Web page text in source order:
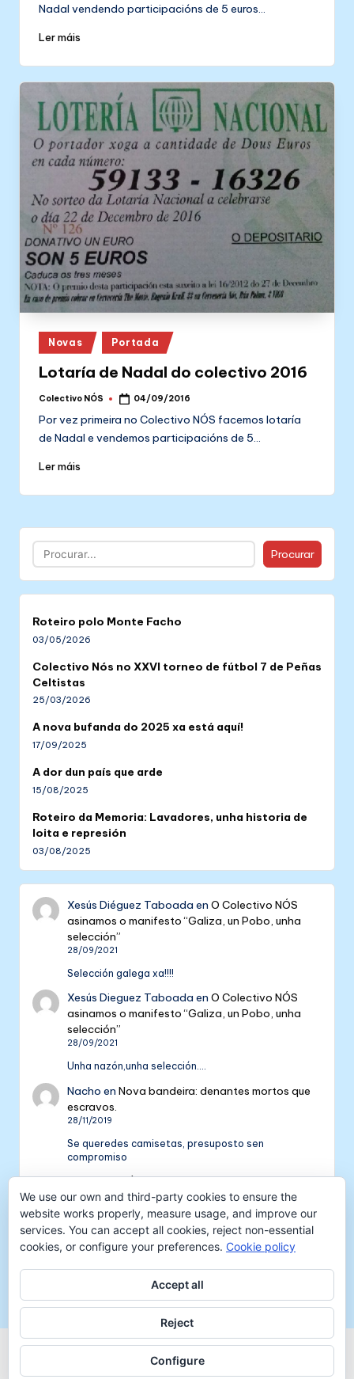
Nadal vendendo participacións de 5 euros…
Ler máis
Posted
in
Novas Portada
Lotaría de Nadal do colectivo 2016
Posted
Colectivo NÓS 04/09/2016
Por vez primeira no Colectivo NÓS facemos lotaría
de Nadal e vendemos participacións de 5…
Ler máis
Buscar Procurar
Roteiro polo Monte Facho
03/05/2026
Colectivo Nós no XXVI torneo de fútbol 7 de Peñas
Celtistas
25/03/2026
A nova bufanda do 2025 xa está aquí!
17/09/2025
A dor dun país que arde
15/08/2025
Roteiro da Memoria: Lavadores, unha historia de
loita e represión
03/08/2025
Xesús Diéguez Taboada enO Colectivo NÓS
asinamos o manifesto “Galiza, un Pobo, unha
selección”
28/09/2021
Selección galega xa!!!!
Xesús Dieguez Taboada enO Colectivo NÓS
asinamos o manifesto “Galiza, un Pobo, unha
selección”
28/09/2021
Unha nazón,unha selección....
Nacho enNova bandeira: denantes mortos que
escravos.
28/11/2019
Se queredes camisetas, presuposto sen
compromiso
Colectivo NÓS: 5 anos de galeguismo e celtismo
| Colectivo NósenV Aniversario do Colectivo
NÓS
16/09/2018
[…] mil tempadas máis. E por iso convidámosvos a
Colectivo NÓS
Protección de datos
We use our own and third-party cookies to ensure the
website works properly, measure usage, and improve our
services. You can accept all cookies, reject non-essential
cookies, or configure your preferences. Cookie policy
Accept all
Reject
Configure